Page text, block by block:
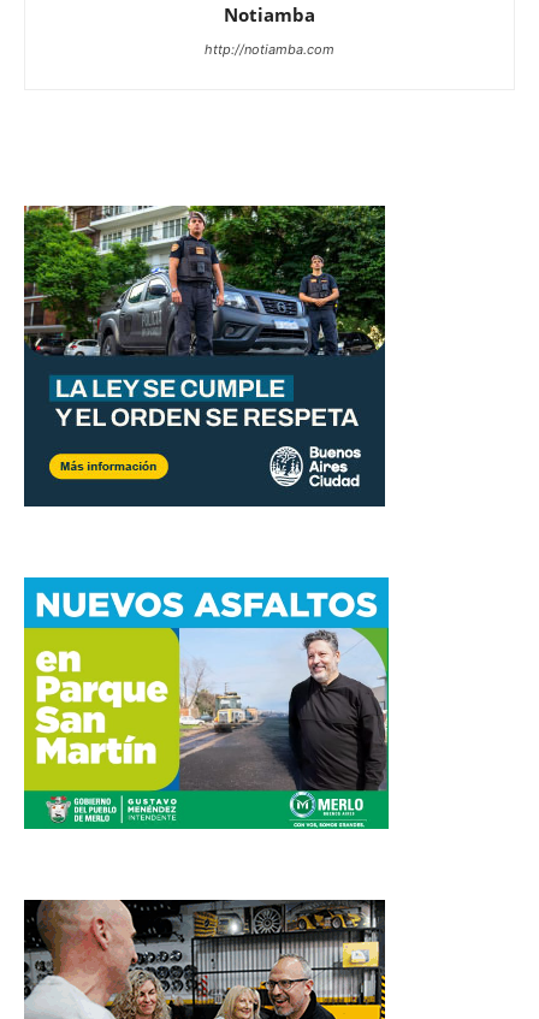
Notiamba
http://notiamba.com